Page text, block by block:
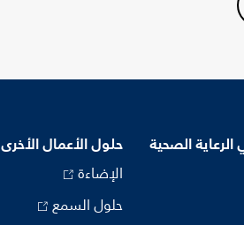
الصحية حلول الأعمال الأخرى
الإضاءة
حلول السمع